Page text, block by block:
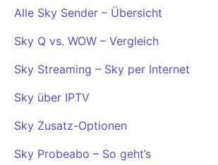
Alle Sky Sender – Übersicht
Sky Q vs. WOW – Vergleich
Sky Streaming – Sky per Internet
Sky über IPTV
Sky Zusatz-Optionen
Sky Probeabo – So geht’s